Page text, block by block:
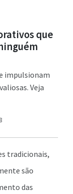
que
impulsionam
Veja
tradicionais,
são
das